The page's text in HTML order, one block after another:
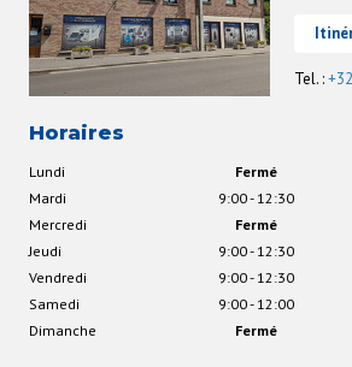
Tel. :
Horaires
Lundi Fermé
Mardi
9:00 - 12:30
Mercredi
Fermé
Jeudi
9:00 - 12:30
Vendredi
9:00 - 12:30
Samedi
9:00 - 12:00
Dimanche
Fermé